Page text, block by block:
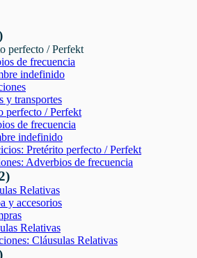
perfecto / Perfekt
de frecuencia
indefinido
y transportes
perfecto / Perfekt
de frecuencia
indefinido
Pretérito perfecto / Perfekt
Adverbios de frecuencia
Relativas
y accesorios
Relativas
Cláusulas Relativas